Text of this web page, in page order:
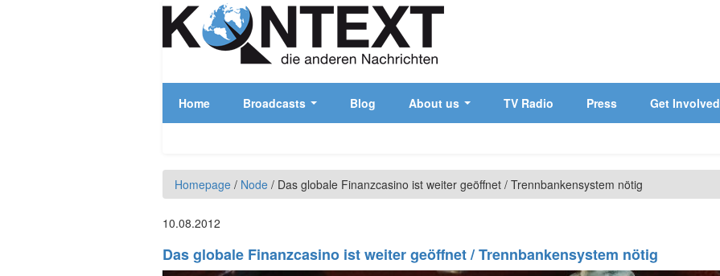
Home Broadcasts Blog About us TV Radio Press Get Involved
Homepage / Node / Das globale Finanzcasino ist weiter geöffnet / Trennbankensystem nötig
10.08.2012
Das globale Finanzcasino ist weiter geöffnet / Trennbankensystem nötig